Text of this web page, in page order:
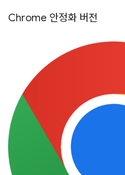
Chrome 안정화 버전